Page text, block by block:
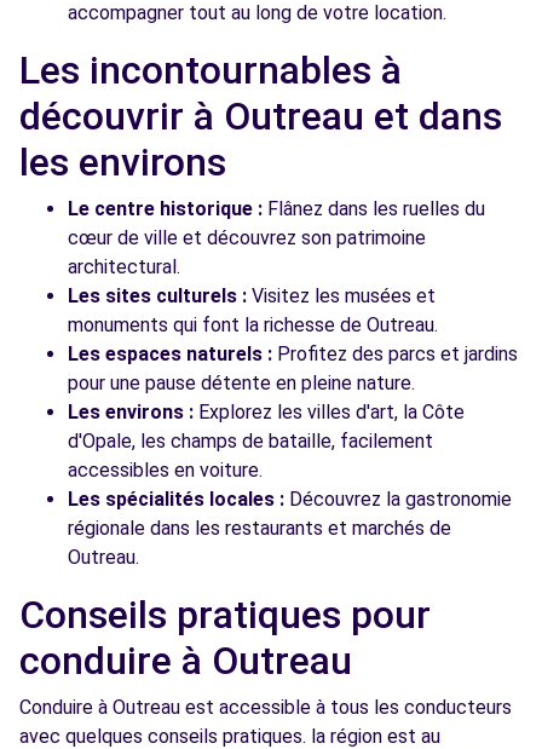
accompagner tout au long de votre location.
Les incontournables à
découvrir à Outreau et dans
les environs
Le centre historique : Flânez dans les ruelles du
cœur de ville et découvrez son patrimoine
architectural.
Les sites culturels : Visitez les musées et
monuments qui font la richesse de Outreau.
Les espaces naturels : Profitez des parcs et jardins
pour une pause détente en pleine nature.
Les environs : Explorez les villes d'art, la Côte
d'Opale, les champs de bataille, facilement
accessibles en voiture.
Les spécialités locales : Découvrez la gastronomie
régionale dans les restaurants et marchés de
Outreau.
Conseils pratiques pour
conduire à Outreau
Conduire à Outreau est accessible à tous les conducteurs
avec quelques conseils pratiques. la région est au